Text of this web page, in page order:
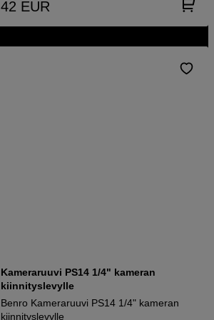
42 EUR
Kameraruuvi PS14 1/4" kameran
kiinnityslevylle
Benro Kameraruuvi PS14 1/4" kameran
kiinnityslevylle